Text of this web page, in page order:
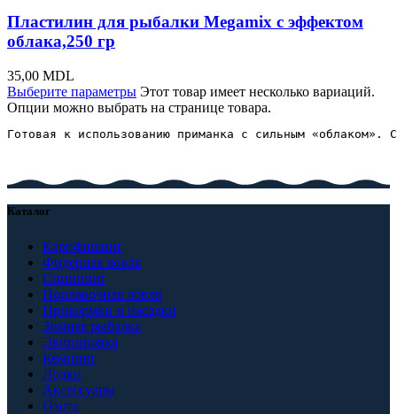
Пластилин для рыбалки Megamix с эффектом
облака,250 гр
35,00 MDL
Выберите параметры Этот товар имеет несколько вариаций.
Опции можно выбрать на странице товара.
Готовая к использованию приманка с сильным
Каталог
Карпфишинг
Фидерная ловля
Спиннинг
Поплавочная ловля
Прикормки и насадки
Зимняя рыбалка
Экипировка
Кемпинг
Лодки
Аксессуары
Охота